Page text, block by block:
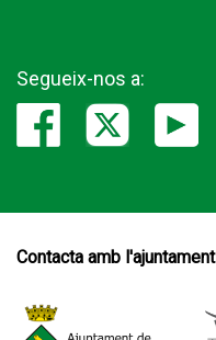
Segueix-nos a:
Contacta amb l'ajuntament